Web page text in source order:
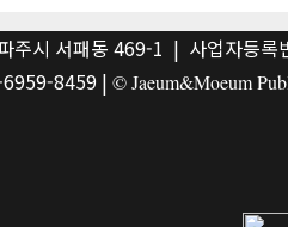
주시 서패동 469-1 | 사업자등
8459 | © Jaeum&Moeum